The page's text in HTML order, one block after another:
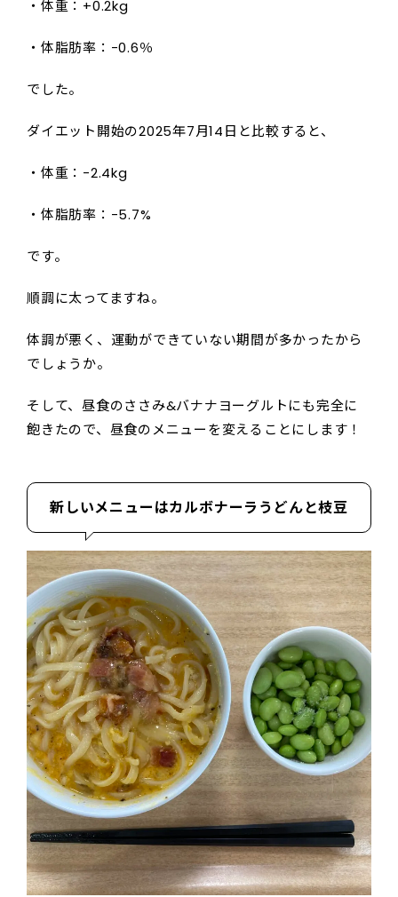
・体重：+0.2kg
・体脂肪率：-0.6％
でした。
ダイエット開始の2025年7月14日と比較すると、
・体重：-2.4kg
・体脂肪率：-5.7%
です。
順調に太ってますね。
体調が悪く、運動ができていない期間が多かったから
でしょうか。
そして、昼食のささみ&バナナヨーグルトにも完全に
飽きたので、昼食のメニューを変えることにします！
新しいメニューはカルボナーラうどんと枝豆